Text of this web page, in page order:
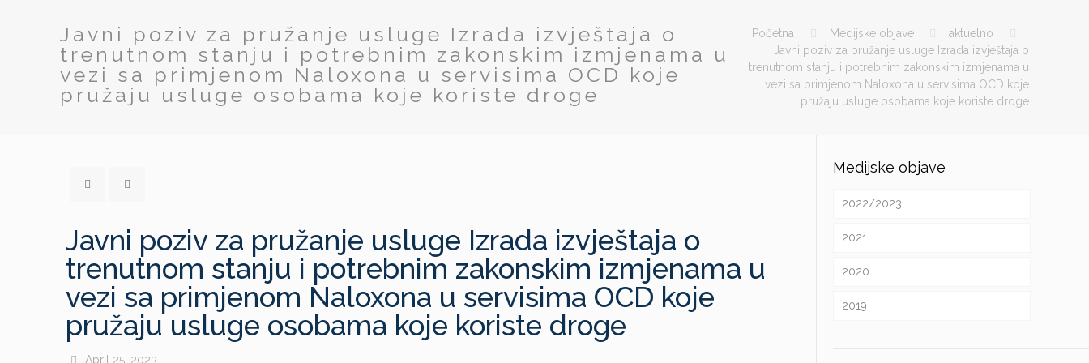
Javni poziv za pružanje usluge Izrada izvještaja o
trenutnom stanju i potrebnim zakonskim izmjenama u
vezi sa primjenom Naloxona u servisima OCD koje
pružaju usluge osobama koje koriste droge
Početna Medijske objave
aktuelno
Javni poziv za pružanje usluge Izrada izvještaja o
trenutnom stanju i potrebnim zakonskim izmjenama u
vezi sa primjenom Naloxona u servisima OCD koje
pružaju usluge osobama koje koriste droge
Javni poziv za pružanje usluge Izrada izvještaja o
trenutnom stanju i potrebnim zakonskim izmjenama u
vezi sa primjenom Naloxona u servisima OCD koje
pružaju usluge osobama koje koriste droge
April 25, 2023
Medijske objave
2022/2023
2021
2020
2019